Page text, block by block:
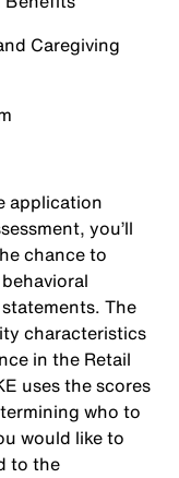
Caregiving
application
you’ll
chance to
The
characteristics
in the Retail
uses the scores
who to
would like to
to the